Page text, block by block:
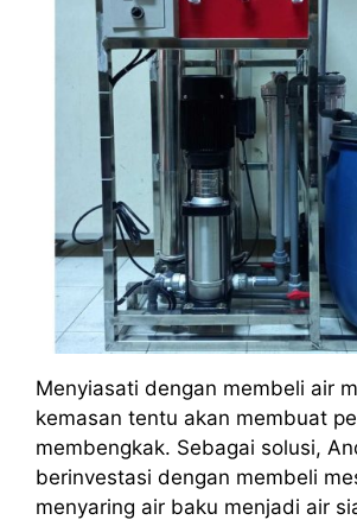
Menyiasati dengan membeli air
kemasan tentu akan membuat
membengkak. Sebagai solusi,
berinvestasi dengan membeli
menyaring air baku menjadi air